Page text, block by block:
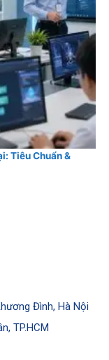
Tiêu Chuẩn &
Đình, Hà Nội
TP.HCM